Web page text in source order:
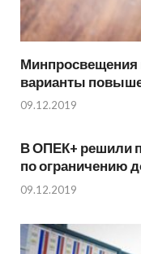
варианты
09.12.2019
В ОПЕК+ решили
по ограничению
09.12.2019